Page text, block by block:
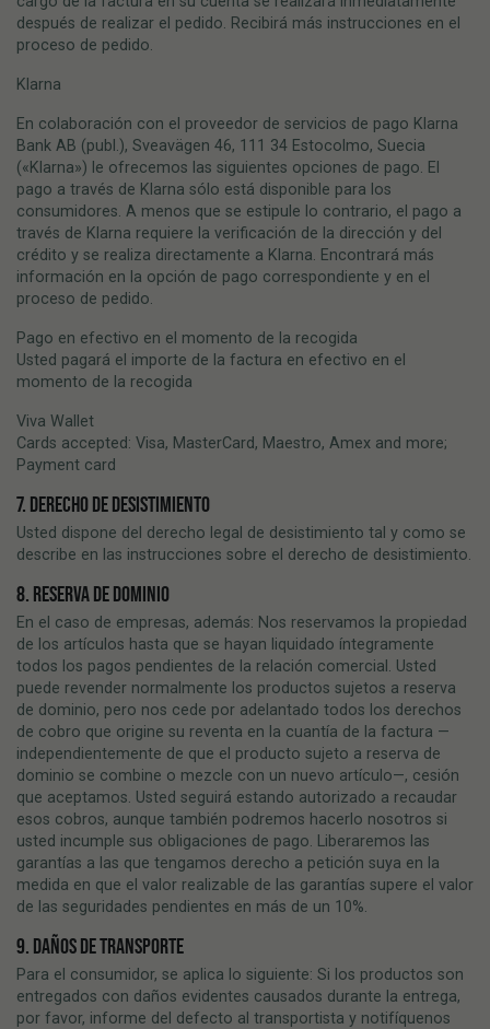
después de realizar el pedido. Recibirá más instrucciones en el
proceso de pedido.
Klarna
En colaboración con el proveedor de servicios de pago Klarna
Bank AB (publ.), Sveavägen 46, 111 34 Estocolmo, Suecia
(«Klarna») le ofrecemos las siguientes opciones de pago. El
pago a través de Klarna sólo está disponible para los
consumidores. A menos que se estipule lo contrario, el pago a
través de Klarna requiere la verificación de la dirección y del
crédito y se realiza directamente a Klarna. Encontrará más
información en la opción de pago correspondiente y en el
proceso de pedido.
Pago en efectivo en el momento de la recogida
Usted pagará el importe de la factura en efectivo en el
momento de la recogida
Viva Wallet
Cards accepted: Visa, MasterCard, Maestro, Amex and more;
Payment card
7. DERECHO DE DESISTIMIENTO
Usted dispone del derecho legal de desistimiento tal y como se
describe en las instrucciones sobre el derecho de desistimiento.
8. RESERVA DE DOMINIO
En el caso de empresas, además: Nos reservamos la propiedad
de los artículos hasta que se hayan liquidado íntegramente
todos los pagos pendientes de la relación comercial. Usted
puede revender normalmente los productos sujetos a reserva
de dominio, pero nos cede por adelantado todos los derechos
de cobro que origine su reventa en la cuantía de la factura —
independientemente de que el producto sujeto a reserva de
dominio se combine o mezcle con un nuevo artículo—, cesión
que aceptamos. Usted seguirá estando autorizado a recaudar
esos cobros, aunque también podremos hacerlo nosotros si
usted incumple sus obligaciones de pago. Liberaremos las
garantías a las que tengamos derecho a petición suya en la
medida en que el valor realizable de las garantías supere el valor
de las seguridades pendientes en más de un 10%.
9. DAÑOS DE TRANSPORTE
Para el consumidor, se aplica lo siguiente: Si los productos son
entregados con daños evidentes causados durante la entrega,
por favor, informe del defecto al transportista y notifíquenos